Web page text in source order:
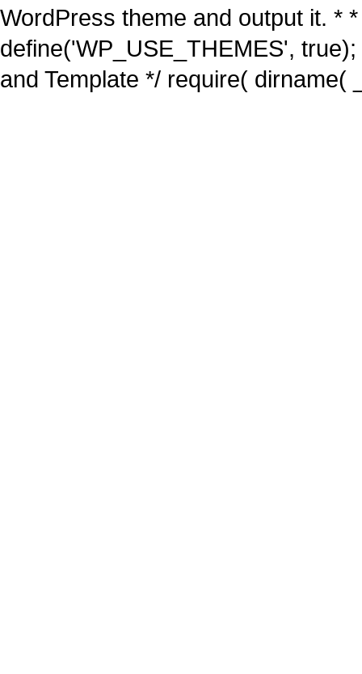
WordPress theme and output it. *
define('WP_USE_THEMES',
and Template */ require( dirname(